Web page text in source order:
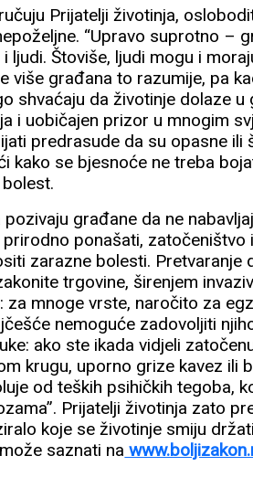
Prijatelji životinja,
“Upravo suprotno –
ljudi. Štoviše, ljudi mogu i
više građana to razumije, pa
shvaćaju da životinje dolaze
i uobičajen prizor u mnogim
predrasude da su opasne ili
kako se bjesnoće ne treba
građane da ne
ponašati,
zarazne bolesti. Pretvaranje
trgovine, širenjem
za mnoge vrste, naročito za
nemoguće zadovoljiti
ako ste ikada vidjeli
krugu, uporno grize kavez ili
od teških psihičkih tegoba,
Prijatelji životinja zato
koje se životinje smiju
saznati na